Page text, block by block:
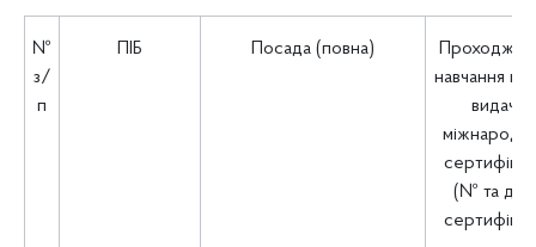
№
з/
п
ПІБ Посада (повна)
навчання
видачі
(№ та